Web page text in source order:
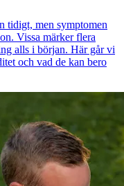
tidigt, men symptomen
Vissa märker flera
alls i början. Här går vi
och vad de kan bero